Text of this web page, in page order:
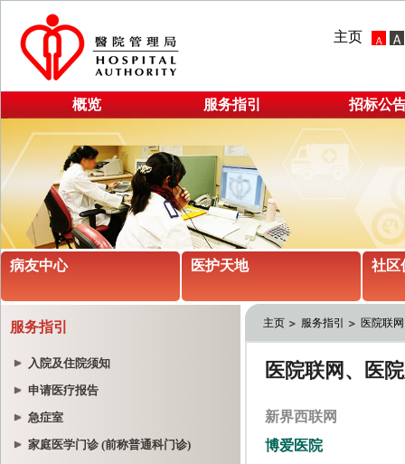
主页
概览 服务指引 招标公
病友中心 医护天地 社区
服务指引
入院及住院须知
申请医疗报告
急症室
家庭医学门诊 (前称普通科门诊)
主页 服务指引 医院联